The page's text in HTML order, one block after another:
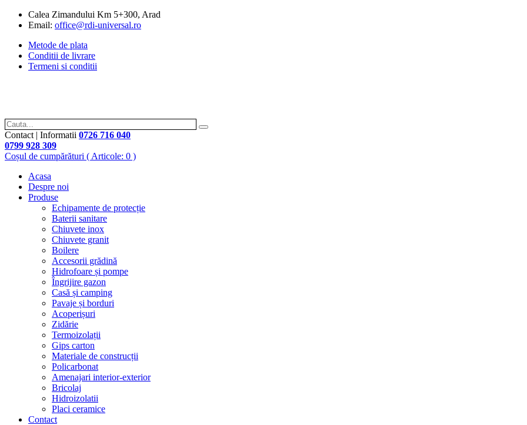
Calea Zimandului Km 5+300, Arad
Email: office@rdi-universal.ro
Metode de plata
Conditii de livrare
Termeni si conditii
Contact | Informatii 0726 716 040
0799 928 309
Coșul de cumpărături ( Articole: 0 )
Acasa
Despre noi
Produse
Echipamente de protecție
Baterii sanitare
Chiuvete inox
Chiuvete granit
Boilere
Accesorii grădină
Hidrofoare și pompe
Îngrijire gazon
Casă și camping
Pavaje și borduri
Acoperișuri
Zidărie
Termoizolații
Gips carton
Materiale de construcții
Policarbonat
Amenajari interior-exterior
Bricolaj
Hidroizolatii
Placi ceramice
Contact